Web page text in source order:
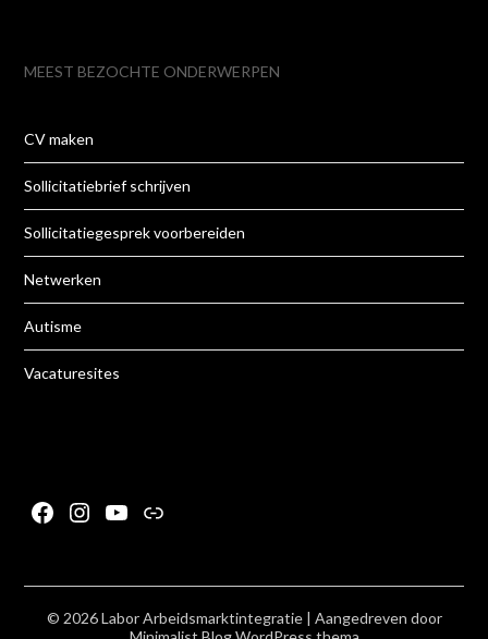
MEEST BEZOCHTE ONDERWERPEN
CV maken
Sollicitatiebrief schrijven
Sollicitatiegesprek voorbereiden
Netwerken
Autisme
Vacaturesites
Facebook
Instagram
YouTube
Link
© 2026 Labor Arbeidsmarktintegratie | Aangedreven door